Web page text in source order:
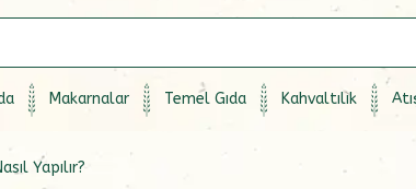
Makarnalar Temel Gıda Kahvaltılık
Yapılır?